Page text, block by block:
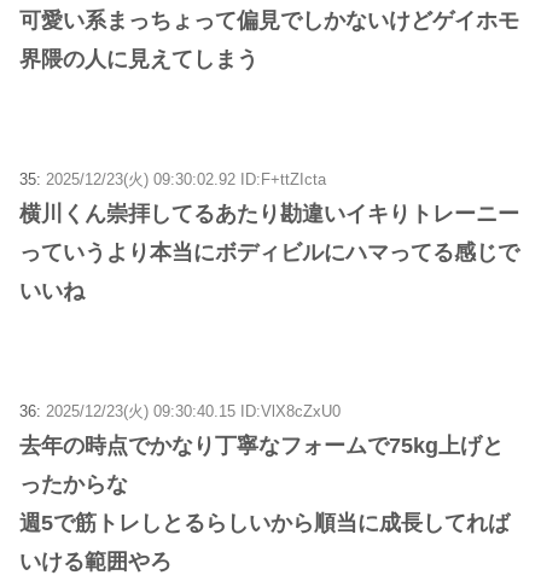
可愛い系まっちょって偏見でしかないけどゲイホモ
界隈の人に見えてしまう
35: 2025/12/23(火) 09:30:02.92 ID:F+ttZIcta
横川くん崇拝してるあたり勘違いイキりトレーニー
っていうより本当にボディビルにハマってる感じで
いいね
36: 2025/12/23(火) 09:30:40.15 ID:VlX8cZxU0
去年の時点でかなり丁寧なフォームで75kg上げと
ったからな
週5で筋トレしとるらしいから順当に成長してれば
いける範囲やろ